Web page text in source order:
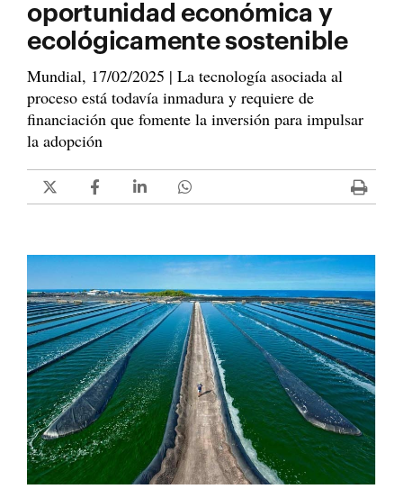
oportunidad económica y
ecológicamente sostenible
Mundial, 17/02/2025 | La tecnología asociada al
proceso está todavía inmadura y requiere de
financiación que fomente la inversión para impulsar
la adopción